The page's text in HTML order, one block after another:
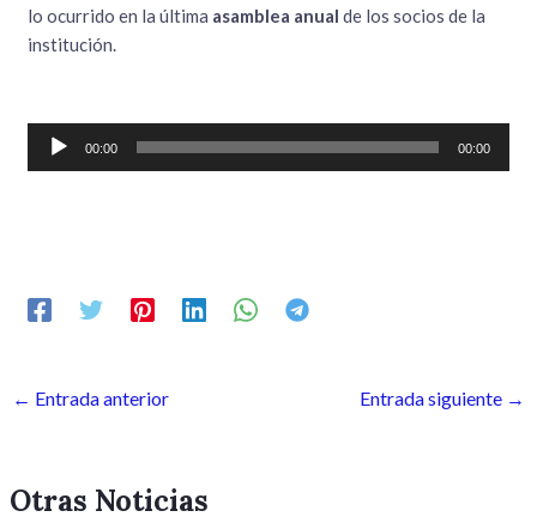
lo ocurrido en la última asamblea anual de los socios de la
institución.
Reproductor
00:00 00:00
← Entrada anterior Entrada siguiente →
Otras Noticias